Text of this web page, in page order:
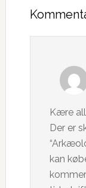
Kære
Der er
kan